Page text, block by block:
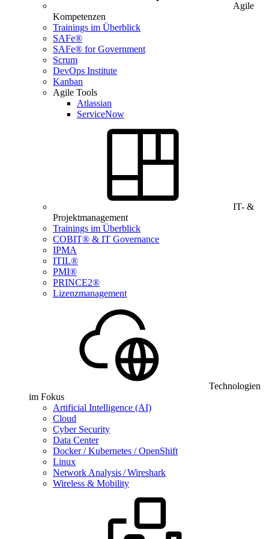
Agile
Kompetenzen
Trainings im Überblick
SAFe®
SAFe® for Government
Scrum
DevOps Institute
Kanban
Agile Tools
Atlassian
ServiceNow
IT- &
Projektmanagement
Trainings im Überblick
COBIT® & IT Governance
IPMA
ITIL®
PMI®
PRINCE2®
Lizenzmanagement
Technologien
im Fokus
Artificial Intelligence (AI)
Cloud
Cyber Security
Data Center
Docker / Kubernetes / OpenShift
Linux
Network Analysis / Wireshark
Wireless & Mobility